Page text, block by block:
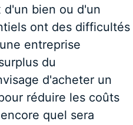
d'un bien ou d'un
ont des difficultés
entreprise
du
d'acheter un
réduire les coûts
quel sera